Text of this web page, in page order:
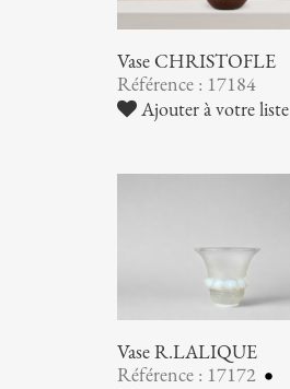
Vase CHRISTOFLE
Référence : 17184
Ajouter à votre liste
Vase R.LALIQUE
Référence : 17172